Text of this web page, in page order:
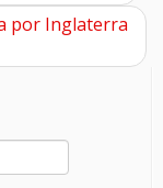
por Inglaterra